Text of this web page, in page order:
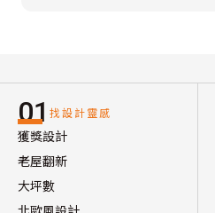
01 找設計靈感
獲獎設計
老屋翻新
大坪數